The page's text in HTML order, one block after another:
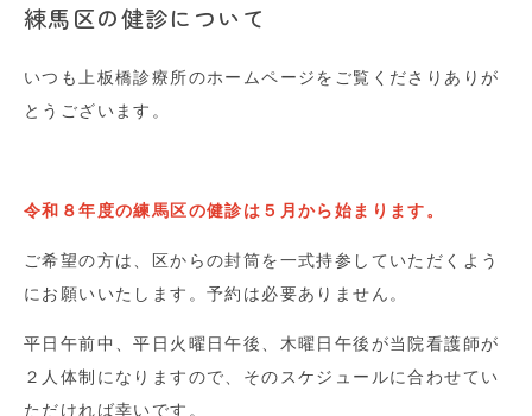
練馬区の健診について
いつも上板橋診療所のホームページをご覧くださりありが
とうございます。
令和８年度の練馬区の健診は５月から始まります。
ご希望の方は、区からの封筒を一式持参していただくよう
にお願いいたします。予約は必要ありません。
平日午前中、平日火曜日午後、木曜日午後が当院看護師が
２人体制になりますので、そのスケジュールに合わせてい
ただければ幸いです。